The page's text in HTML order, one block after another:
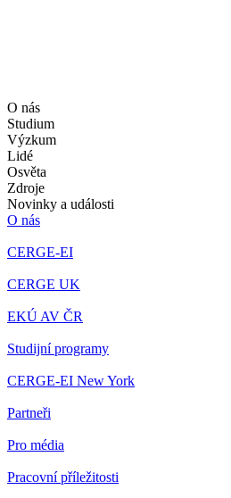
O nás
Studium
Výzkum
Lidé
Osvěta
Zdroje
Novinky a události
O nás
CERGE-EI
CERGE UK
EKÚ AV ČR
Studijní programy
CERGE-EI New York
Partneři
Pro média
Pracovní příležitosti